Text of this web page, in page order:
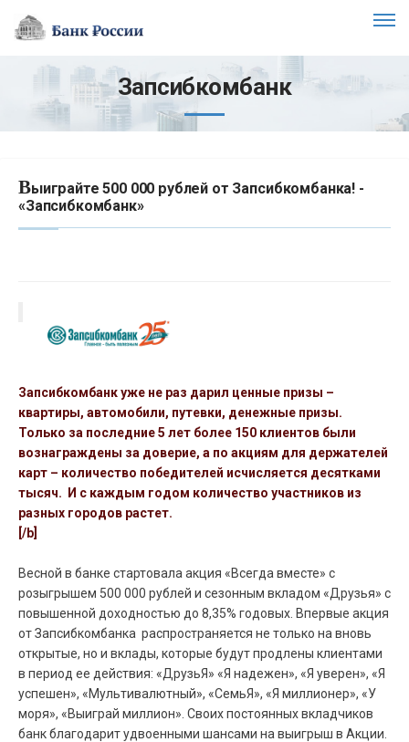
Запсибкомбанк
Выиграйте 500 000 рублей от Запсибкомбанка! -
«Запсибкомбанк»
Запсибкомбанкуже не раз дарил ценные призы –
квартиры, автомобили, путевки, денежные призы.
Только за последние 5 лет более 150 клиентов были
вознаграждены за доверие, а по акциям для держателей
карт – количество победителей исчисляется десятками
тысяч. И с каждым годом количество участников из
разных городов растет.
[/b]
Весной в банке стартовала акция «Всегда вместе» с
розыгрышем 500 000 рублей и сезонным вкладом «Друзья» с
повышенной доходностью до 8,35% годовых. Впервые акция
от Запсибкомбанка распространяется не только на вновь
открытые, но и вклады, которые будут продлены клиентами
в период ее действия: «ДрузьЯ» «Я надежен», «Я уверен», «Я
успешен», «Мультивалютный», «СемьЯ», «Я миллионер», «У
моря», «Выиграй миллион». Своих постоянных вкладчиков
банк благодарит удвоенными шансами на выигрыш в Акции.